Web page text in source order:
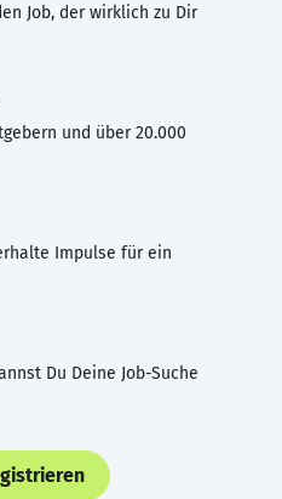
Job, der wirklich zu Dir
und über 20.000
Impulse für ein
Du Deine Job-Suche